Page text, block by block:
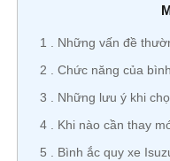
1
Những vấn đề
2
Chức năng của
3
Những lưu ý khi
4
Khi nào cần thay
5
Bình ắc quy xe